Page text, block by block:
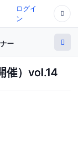
ログイ
ン
ー
催）vol.14